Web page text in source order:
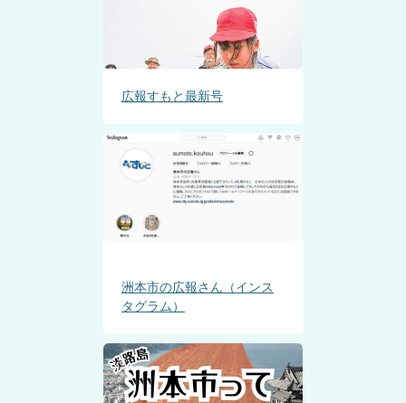
広報すもと最新号
洲本市の広報さん（インス
タグラム）